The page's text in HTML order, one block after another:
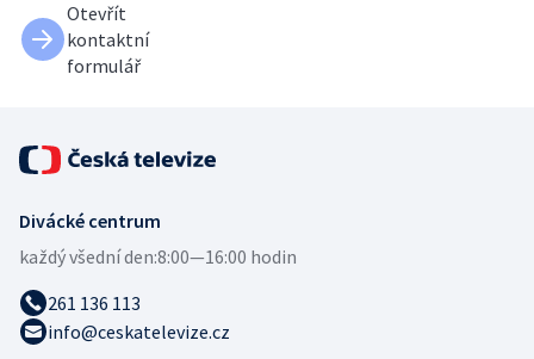
Otevřít
kontaktní
formulář
Divácké centrum
každý všední den:8:00—16:00 hodin
261 136 113
info@ceskatelevize.cz